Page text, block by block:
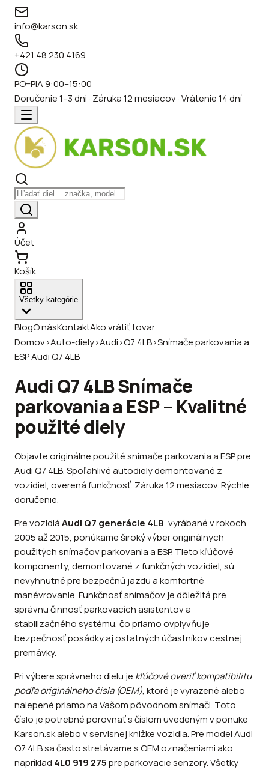
info@karson.sk
+421 48 230 4169
PO–PIA 9:00–15:00
Doručenie 1–3 dni · Záruka 12 mesiacov · Vrátenie 14 dní
Účet
Košík
Všetky kategórie
BlogO násKontaktAko vrátiť tovar
Domov›Auto-diely›Audi›Q7 4LB›Snímače parkovania a
ESP Audi Q7 4LB
Audi Q7 4LB Snímače
parkovania a ESP – Kvalitné
použité diely
Objavte originálne použité snímače parkovania a ESP pre
Audi Q7 4LB. Spoľahlivé autodiely demontované z
vozidiel, overená funkčnosť. Záruka 12 mesiacov. Rýchle
doručenie.
Pre vozidláAudi Q7 generácie 4LB, vyrábané v rokoch
2005 až 2015, ponúkame široký výber originálnych
použitých snímačov parkovania a ESP. Tieto kľúčové
komponenty, demontované z funkčných vozidiel, sú
nevyhnutné pre bezpečnú jazdu a komfortné
manévrovanie. Funkčnosť snímačov je dôležitá pre
správnu činnosť parkovacích asistentov a
stabilizačného systému, čo priamo ovplyvňuje
bezpečnosť posádky aj ostatných účastníkov cestnej
premávky.
Pri výbere správneho dielu je kľúčové overiť kompatibilitu
podľa originálneho čísla (OEM), ktoré je vyrazené alebo
nalepené priamo na Vašom pôvodnom snímači. Toto
číslo je potrebné porovnať s číslom uvedeným v ponuke
Karson.sk alebo v servisnej knižke vozidla. Pre model Audi
Q7 4LB sa často stretávame s OEM označeniami ako
napríklad 4L0 919 275pre parkovacie senzory. Všetky